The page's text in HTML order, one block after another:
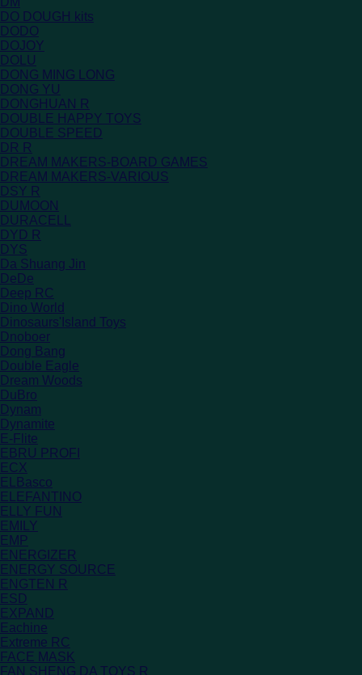
DO DOUGH kits
DODO
DOJOY
DOLU
DONG MING LONG
DONG YU
DONGHUAN R
DOUBLE HAPPY TOYS
DOUBLE SPEED
DR R
DREAM MAKERS-BOARD GAMES
DREAM MAKERS-VARIOUS
DSY R
DUMOON
DURACELL
DYD R
DYS
Da Shuang Jin
DeDe
Deep RC
Dino World
Dinosaurs'Island Toys
Dnoboer
Dong Bang
Double Eagle
Dream Woods
DuBro
Dynam
Dynamite
E-Flite
EBRU PROFI
ECX
ELBasco
ELEFANTINO
ELLY FUN
EMILY
EMP
ENERGIZER
ENERGY SOURCE
ENGTEN R
ESD
EXPAND
Eachine
Extreme RC
FACE MASK
FAN SHENG DA TOYS R